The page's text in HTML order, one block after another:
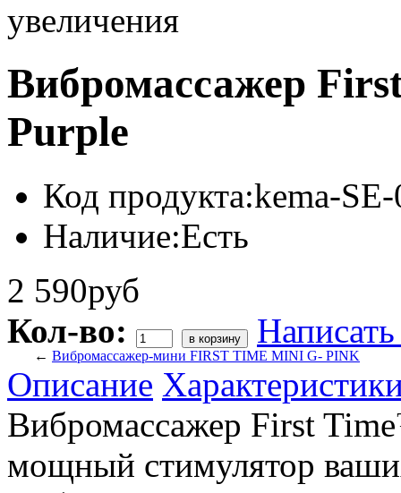
увеличения
Вибромассажер
Purple
Код продукта:kema-
Наличие:Есть
2 590руб
Кол-во:
← Вибромассажер-мини FIRST TIME MINI G- PINK
Описание
Вибромассажер First
мощный стимулятор